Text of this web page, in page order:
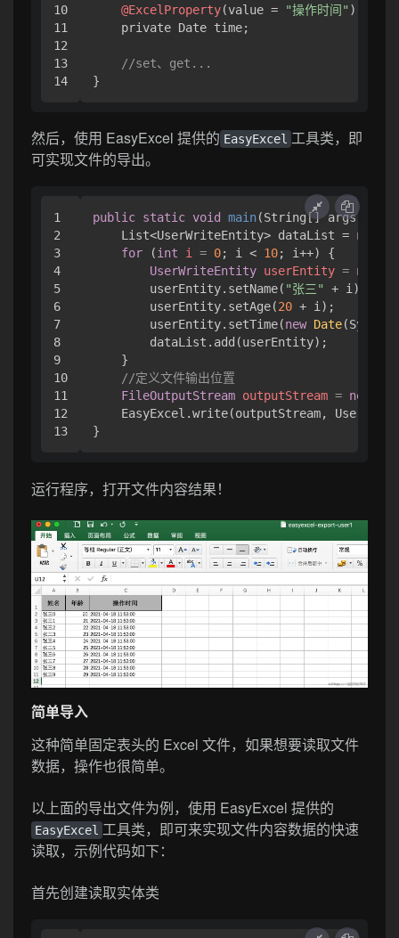
10
11
12
13
@ExcelProperty(value = "操作时间" )
    private Date time;
//set、get...
}
然后，使用 EasyExcel 提供的 EasyExcel 工具类，即
可实现文件的导出。
1
2
3
4
5
6
7
8
9
10
11
12
public static void main(String[] args)
    List<UserWriteEntity> dataList =
new
for (int i = 0; i < 10; i++) {
UserWriteEntity userEntity = new
        userEntity.setName(
"张三"
+ i);
        userEntity.setAge(
20 + i);
        userEntity.setTime(
new Date
        dataList.add(userEntity);
    }
//定义文件输出位置
FileOutputStream outputStream = new
EasyExcel.write(outputStream,
}
运行程序，打开文件内容结果！
简单导入
这种简单固定表头的 Excel 文件，如果想要读取文件
数据，操作也很简单。
以上面的导出文件为例，使用 EasyExcel 提供的
EasyExcel 工具类，即可来实现文件内容数据的快速
读取，示例代码如下：
首先创建读取实体类